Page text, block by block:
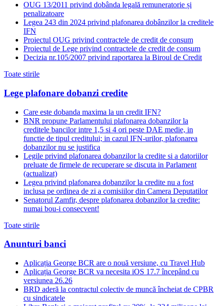
OUG 13/2011 privind dobânda legală remuneratorie și
penalizatoare
Legea 243 din 2024 privind plafonarea dobânzilor la creditele
IFN
Proiectul OUG privind contractele de credit de consum
Proiectul de Lege privind contractele de credit de consum
Decizia nr.105/2007 privind raportarea la Biroul de Credit
Toate stirile
Lege plafonare dobanzi credite
Care este dobanda maxima la un credit IFN?
BNR propune Parlamentului plafonarea dobanzilor la
creditele bancilor intre 1,5 si 4 ori peste DAE medie, in
functie de tipul creditului; in cazul IFN-urilor, plafonarea
dobanzilor nu se justifica
Legile privind plafonarea dobanzilor la credite si a datoriilor
preluate de firmele de recuperare se discuta in Parlament
(actualizat)
Legea privind plafonarea dobanzilor la credite nu a fost
inclusa pe ordinea de zi a comisiilor din Camera Deputatilor
Senatorul Zamfir, despre plafonarea dobanzilor la credite:
numai bou-i consecvent!
Toate stirile
Anunturi banci
Aplicația George BCR are o nouă versiune, cu Travel Hub
Aplicația George BCR va necesita iOS 17.7 începând cu
versiunea 26.26
BRD aderă la contractul colectiv de muncă încheiat de CPBR
cu sindicatele